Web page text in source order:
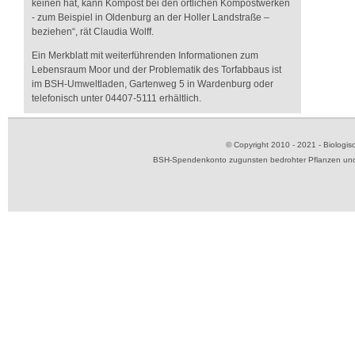
keinen hat, kann Kompost bei den örtlichen Kompostwerken
- zum Beispiel in Oldenburg an der Holler Landstraße –
beziehen“, rät Claudia Wolff.
Ein Merkblatt mit weiterführenden Informationen zum
Lebensraum Moor und der Problematik des Torfabbaus ist
im BSH-Umweltladen, Gartenweg 5 in Wardenburg oder
telefonisch unter 04407-5111 erhältlich.
© Copyright 2010 - 2021 -
BSH-Spendenkonto zugunsten bedrohter Pflanzen